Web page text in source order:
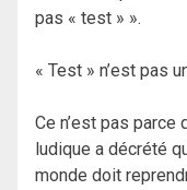
pas « test » ».
« Test » n’est pas
Ce n’est pas parce
ludique a décrété
monde doit